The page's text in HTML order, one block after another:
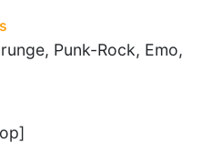
Punk-Rock, Emo,